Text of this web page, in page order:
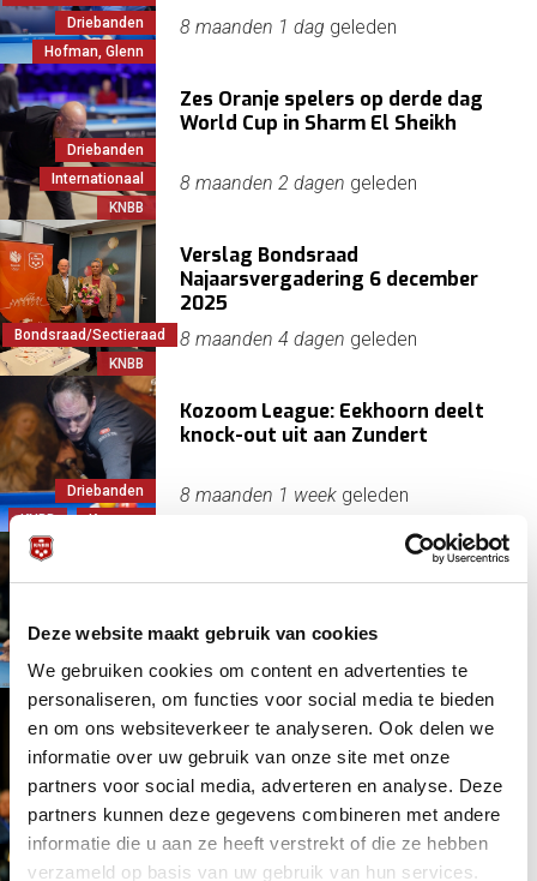
Deze website maakt gebruik van cookies
We gebruiken cookies om content en advertenties te
personaliseren, om functies voor social media te bieden
en om ons websiteverkeer te analyseren. Ook delen we
informatie over uw gebruik van onze site met onze
partners voor social media, adverteren en analyse. Deze
partners kunnen deze gegevens combineren met andere
informatie die u aan ze heeft verstrekt of die ze hebben
verzameld op basis van uw gebruik van hun services.
Driebanden
Hofman, Glenn
8 maanden 1 dag geleden
Driebanden
Internationaal
KNBB
Zes Oranje spelers op derde dag
World Cup in Sharm El Sheikh
8 maanden 2 dagen geleden
Bondsraad/Sectieraad
KNBB
Verslag Bondsraad
Najaarsvergadering 6 december
2025
8 maanden 4 dagen geleden
Driebanden
KNBB
Kozoom
Kozoom League: Eekhoorn deelt
knock-out uit aan Zundert
8 maanden 1 week geleden
KNBB
Twee ronden te gaan, wie wordt de
winterkampioen?
8 maanden 1 week
Hoogstandjes voor Nederlandse
biljarters in eredivisie
8 maanden 2 wekengeleden